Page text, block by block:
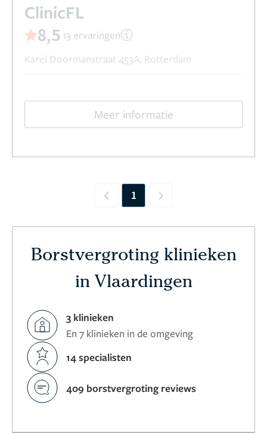
ClinicFL
8,5 13 ervaringen
Karel Doormanstraat 453A, Rotterdam
Meer informatie
Previous
1 Next
Borstvergroting klinieken
in Vlaardingen
3 klinieken
En 7 klinieken in de omgeving
14 specialisten
409 borstvergroting reviews